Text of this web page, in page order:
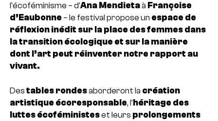
l’écoféminisme – d’Ana Mendietaà Françoise
d’Eaubonne – le festival propose un espace de
réflexion inédit sur la place des femmes dans
la transition écologique et sur la manière
dont l’art peut réinventer notre rapport au
vivant.
Des tables rondesaborderont la création
artistique écoresponsable, l’héritage des
luttes écoféministeset leurs prolongements